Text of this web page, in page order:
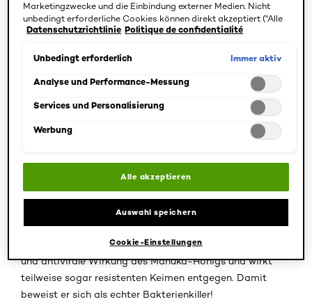
Manuka-Honig – Was ist das überhaupt?
antibakteriellen Eigenschaften bekannt ist, wird aus dem
Nektar der sogenannten Südseemyrte („Manuka“)
gewonnen. Der Strauch der Südseemyrte ist verwandt
mit dem bekannteren australischen Teebaum. Von den
einheimischen Maori-Stämmen wird er bereits seit
Verletzungen, Atemwegserkrankungen und Magen-
Darm-Probleme genutzt.
Verschiedene Studien zeigen, dass er große Mengen des
Zuckerabbauprodukts Methylglyoxal (MGO) enthält. Der
Wirkstoff ist hauptverantwortlich für die antibakterielle
und antivirale Wirkung des Manuka-Honigs und wirkt
teilweise sogar resistenten Keimen entgegen. Damit
beweist er sich als echter Bakterienkiller!
Marketingzwecke und die Einbindung externer Medien. Nicht
unbedingt erforderliche Cookies können direkt akzeptiert ("Alle
akzeptieren") oder abgelehnt ("Ohne Einwilligung fortfahren")
ebenfalls möglich und speicherbar ("Auswahl speichern"). Die
angepasst werden. Für weitere Informationen s. unsere
Datenschutzrichtlinie Politique de confidentialité
Unbedingt erforderlich Immer aktiv
Analyse und Performance-Messung
Services und Personalisierung
Werbung
Alle akzeptieren
Auswahl speichern
Cookie-Einstellungen